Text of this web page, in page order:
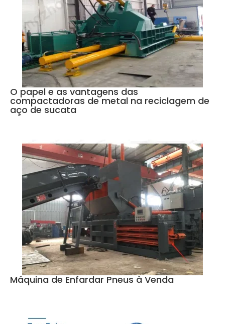
O papel e as vantagens das
compactadoras de metal na reciclagem de
aço de sucata
Máquina de Enfardar Pneus à Venda